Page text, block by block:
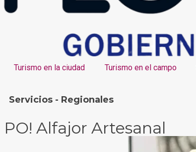
Turismo en la ciudad Turismo en el campo
Servicios - Regionales
PO! Alfajor Artesanal